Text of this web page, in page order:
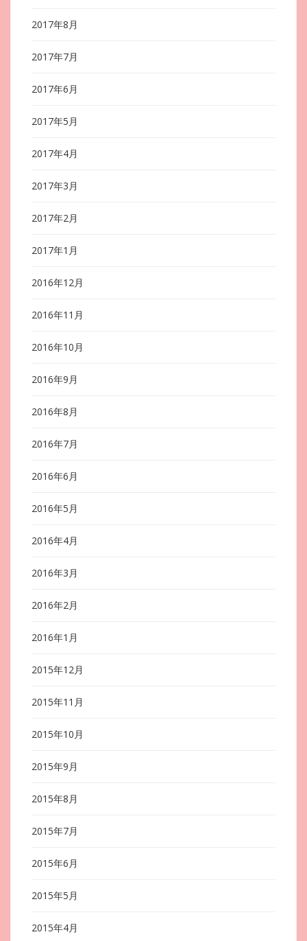
2017年8月
2017年7月
2017年6月
2017年5月
2017年4月
2017年3月
2017年2月
2017年1月
2016年12月
2016年11月
2016年10月
2016年9月
2016年8月
2016年7月
2016年6月
2016年5月
2016年4月
2016年3月
2016年2月
2016年1月
2015年12月
2015年11月
2015年10月
2015年9月
2015年8月
2015年7月
2015年6月
2015年5月
2015年4月